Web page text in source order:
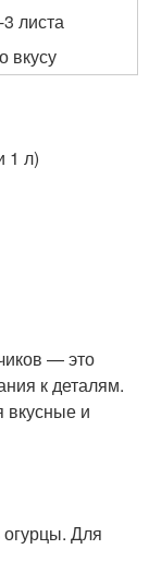
листа
вкусу
1 л)
— это
к деталям.
вкусные и
Для